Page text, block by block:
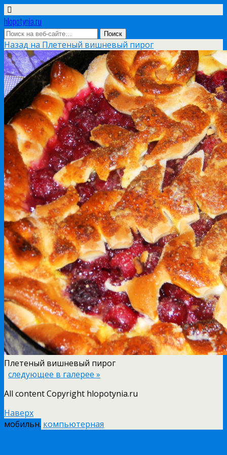
hlopotynia.ru
Назад на Плетеный вишневый пирог
Плетеный вишневый пирог
следующее в галерее »
All content Copyright hlopotynia.ru
Наверх
мобильн. компьютерная